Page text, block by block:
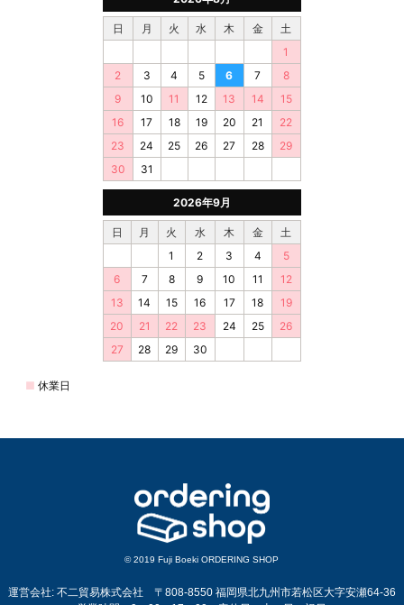
© 2019 Fuji Boeki ORDERING SHOP
運営会社: 不二貿易株式会社 〒808-8550 福岡県北九州市若松区大字安瀬64-36